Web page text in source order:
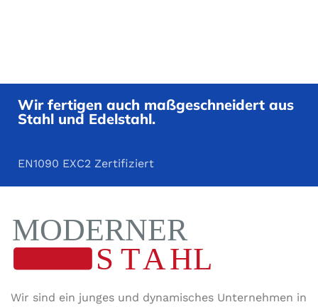
Wir fertigen auch maßgeschneidert aus
Stahl und Edelstahl.
EN1090 EXC2 Zertifiziert
Wir sind ein junges und dynamisches Unternehmen in